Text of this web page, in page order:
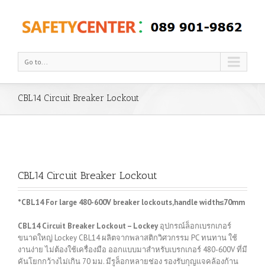
Go to...
CBL14 Circuit Breaker Lockout
CBL14 Circuit Breaker Lockout
*CBL14 For large 480-600V breaker lockouts,handle width≤70mm
CBL14 Circuit Breaker Lockout – Lockey อุปกรณ์ล็อกเบรกเกอร์
ขนาดใหญ่ Lockey CBL14 ผลิตจากพลาสติกวิศวกรรม PC ทนทาน ใช้
งานง่าย ไม่ต้องใช้เครื่องมือ ออกแบบมาสำหรับเบรกเกอร์ 480-600V ที่มี
คันโยกกว้างไม่เกิน 70 มม. มีรูล็อกหลายช่อง รองรับกุญแจคล้องก้าน